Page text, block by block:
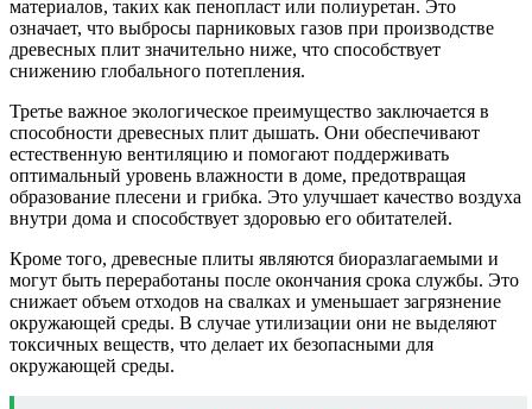
материалов, таких как пенопласт или полиуретан. Это
означает, что выбросы парниковых газов при производстве
древесных плит значительно ниже, что способствует
снижению глобального потепления.
Третье важное экологическое преимущество заключается в
способности древесных плит дышать. Они обеспечивают
естественную вентиляцию и помогают поддерживать
оптимальный уровень влажности в доме, предотвращая
образование плесени и грибка. Это улучшает качество воздуха
внутри дома и способствует здоровью его обитателей.
Кроме того, древесные плиты являются биоразлагаемыми и
могут быть переработаны после окончания срока службы. Это
снижает объем отходов на свалках и уменьшает загрязнение
окружающей среды. В случае утилизации они не выделяют
токсичных веществ, что делает их безопасными для
окружающей среды.